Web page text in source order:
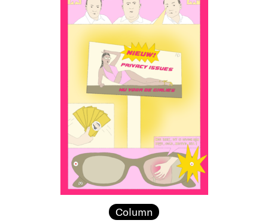
Column